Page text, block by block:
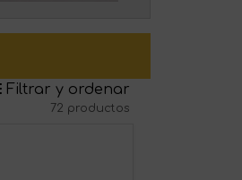
Filtrar y ordenar
72 productos